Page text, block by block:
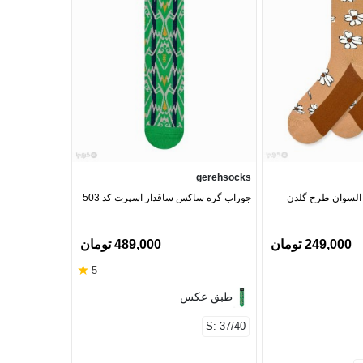
السوان طرح گلدن
249,000 تومان
gerehsocks
جوراب گره ساکس ساقدار اسپرت کد 503
489,000 تومان
5
★
طبق عکس
S: 37/40